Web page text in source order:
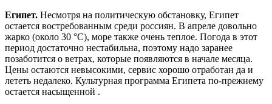
Египет. Несмотря на политическую обстановку, Египет
остается востребованным среди россиян. В апреле довольно
жарко (около 30 °C), море также очень теплое. Погода в этот
период достаточно нестабильна, поэтому надо заранее
позаботится о ветрах, которые появляются в начале месяца.
Цены остаются невысокими, сервис хорошо отработан да и
лететь недалеко. Культурная программа Египета по-прежнему
остается насыщенной .